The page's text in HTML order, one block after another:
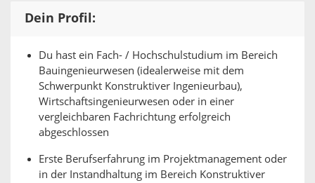
Dein Profil:
Du hast ein Fach- / Hochschulstudium im Bereich
Bauingenieurwesen (idealerweise mit dem
Schwerpunkt Konstruktiver Ingenieurbau),
Wirtschaftsingenieurwesen oder in einer
vergleichbaren Fachrichtung erfolgreich
abgeschlossen
Erste Berufserfahrung im Projektmanagement oder
in der Instandhaltung im Bereich Konstruktiver